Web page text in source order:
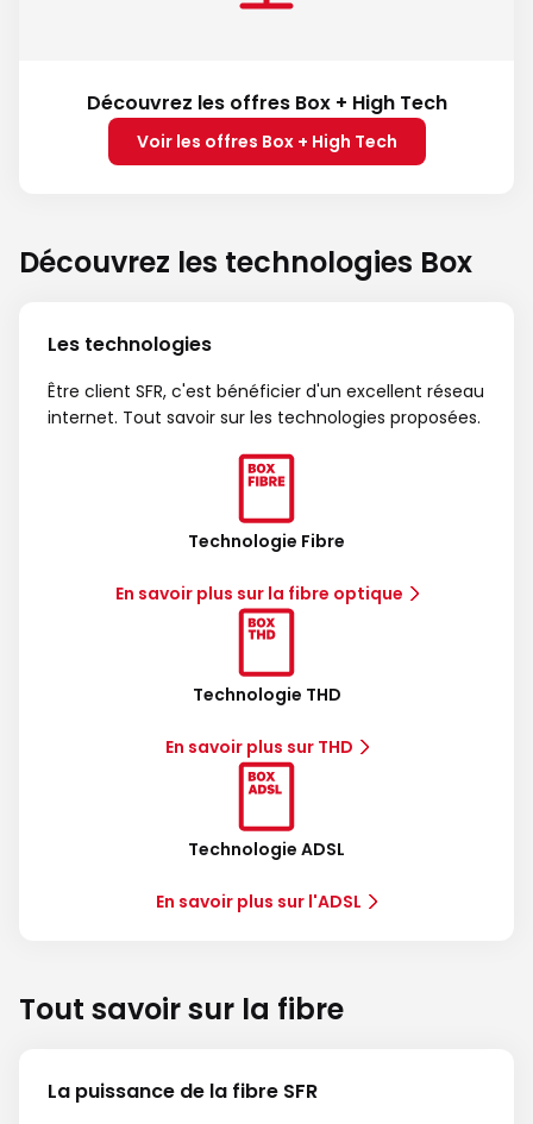
Découvrez les offres Box + High Tech
Voir les offres Box + High Tech
Découvrez les technologies Box
Les technologies
Être client SFR, c'est bénéficier d'un excellent réseau
internet. Tout savoir sur les technologies proposées.
Technologie Fibre
En savoir plus sur la fibre optique
Technologie THD
En savoir plus sur THD
Technologie ADSL
En savoir plus sur l'ADSL
Tout savoir sur la fibre
La puissance de la fibre SFR